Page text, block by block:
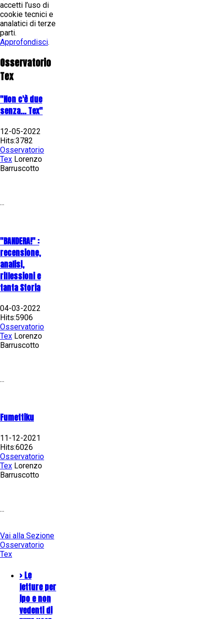
accetti l’uso di
cookie tecnici e
analatici di terze
parti.
Approfondisci.
Osservatorio
Tex
"Non c'è due
senza... Tex"
12-05-2022
Hits:3782
Osservatorio
Tex Lorenzo
Barruscotto
...
"BANDERA!" :
recensione,
analisi,
riflessioni e
tanta Storia
04-03-2022
Hits:5906
Osservatorio
Tex Lorenzo
Barruscotto
...
Fumettiku
11-12-2021
Hits:6026
Osservatorio
Tex Lorenzo
Barruscotto
...
Vai alla Sezione
Osservatorio
Tex
> Le
letture per
ipo e non
vedenti di